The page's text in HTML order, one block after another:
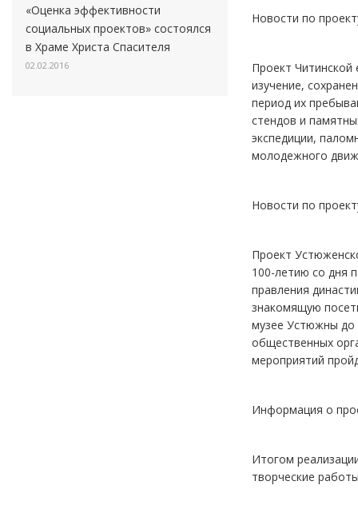
«Оценка эффективности
социальных проектов» состоялся
в Храме Христа Спасителя
02.02.2016
Новости по
Проект Читинской
изучение,
период их
стендов и
экспедиции,
молодежного
Новости по
Проект
100-летию со дня
правления
знакомящую
музее Устюжны до
общественных
мероприятий
Информация о
Итогом
творческие